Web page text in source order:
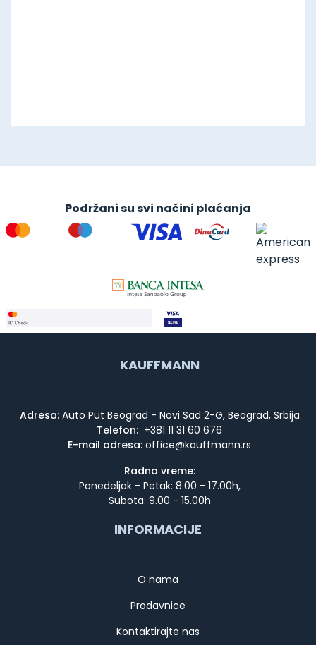
Podržani su svi načini plaćanja
KAUFFMANN
Adresa:Auto Put Beograd - Novi Sad 2-G, Beograd, Srbija
Telefon: +381 11 31 60 676
E-mail adresa:
Radno vreme:
Ponedeljak - Petak: 8.00 - 17.00h,
Subota: 9.00 - 15.00h
INFORMACIJE
O nama
Prodavnice
Kontaktirajte nas